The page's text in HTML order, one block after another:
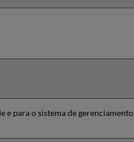
e para o sistema de gerenciamento